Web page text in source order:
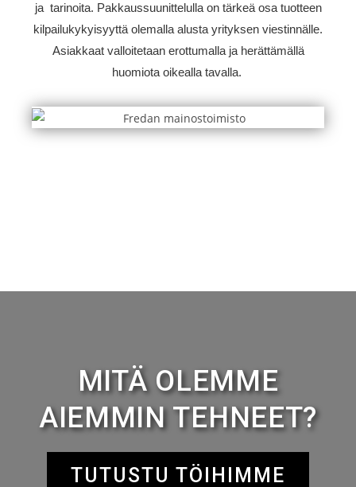
ja tarinoita. Pakkaussuunittelulla on tärkeä osa tuotteen
kilpailukykyisyyttä olemalla alusta yrityksen viestinnälle.
Asiakkaat valloitetaan erottumalla ja herättämällä
huomiota oikealla tavalla.
MITÄ OLEMME
AIEMMIN TEHNEET?
TUTUSTU TÖIHIMME